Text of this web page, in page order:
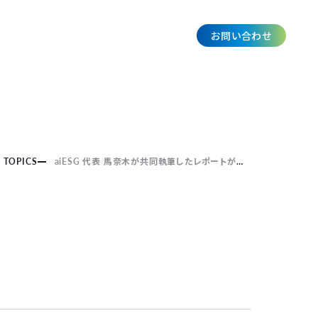
お問い合わせ
TOPICS aiESG 代表 馬奈木が共同執筆したレポートがアジア開発銀行の『アジア債券モニター』（Asia Bond Monitor）に掲載